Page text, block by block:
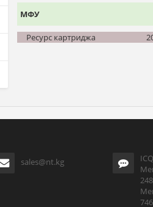
МФУ
Ресурс картриджа
sales@nt.kg